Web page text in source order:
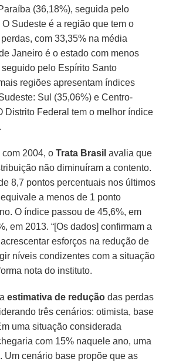
(36,18%), seguida pelo
Sudeste é a região que tem o
com 33,35% na média
Janeiro é o estado com menos
pelo Espírito Santo
regiões apresentam índices
Sul (35,06%) e Centro-
Distrito Federal tem o melhor índice
com 2004, oTrata Brasil avalia que
não diminuíram a contento.
8,7 pontos percentuais nos últimos
a menos de 1 ponto
O índice passou de 45,6%, em
em 2013. “[Os dados] confirmam a
esforços na redução de
níveis condizentes com a situação
nota do instituto.
estimativa de redução das perdas
três cenários: otimista, base
uma situação considerada
com 15% naquele ano, uma
Um cenário base propõe que as